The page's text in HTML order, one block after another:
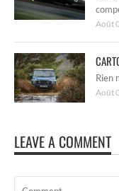
Août
Rien
Août
LEAVE A COMMENT